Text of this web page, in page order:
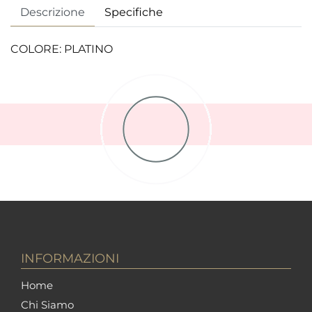
Descrizione Specifiche
COLORE: PLATINO
INFORMAZIONI
Home
Chi Siamo